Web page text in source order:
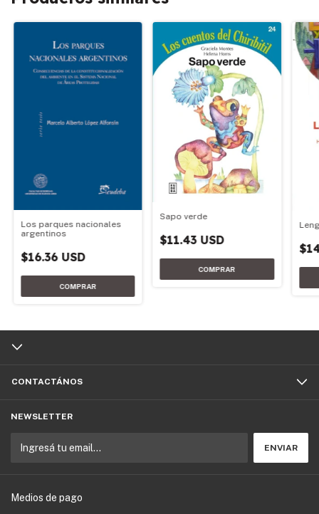
Los parques nacionales
argentinos
$16.36 USD
Sapo verde
$11.43 USD
CONTACTÁNOS
NEWSLETTER
Medios de pago